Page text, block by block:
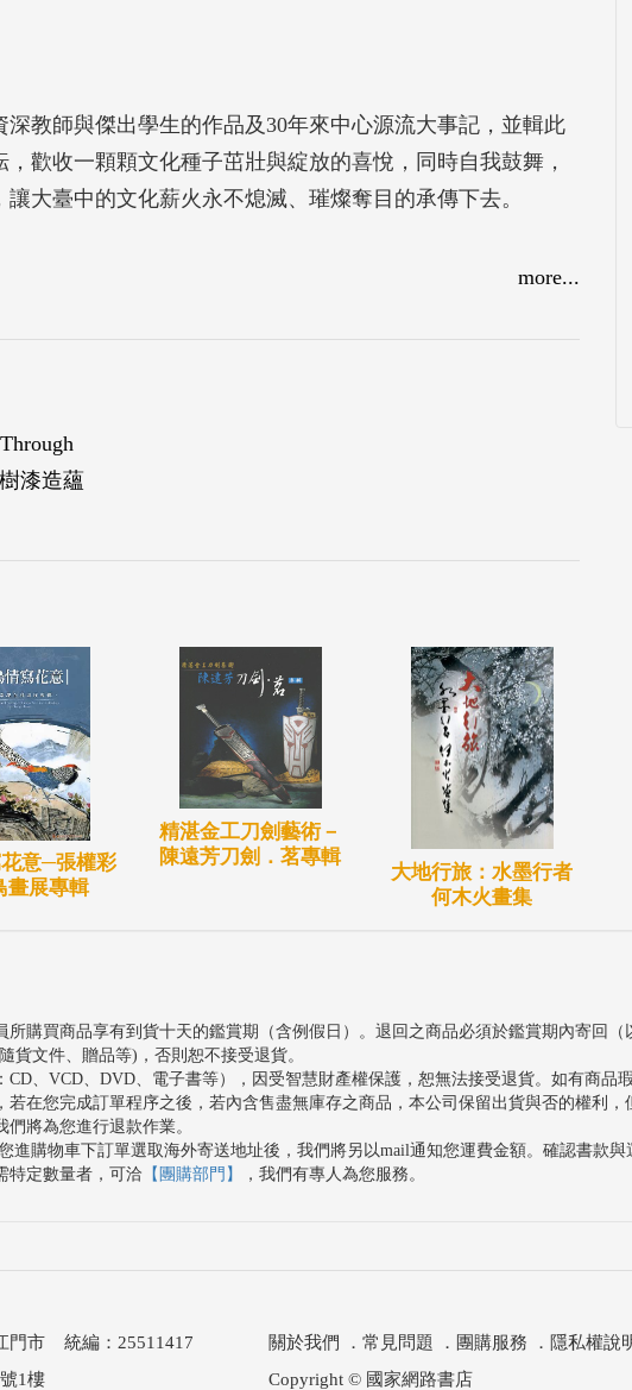
教師與傑出學生的作品及30年來中心源流大事記，並輯此
歡收一顆顆文化種子茁壯與綻放的喜悅，同時自我鼓舞，
大臺中的文化薪火永不熄滅、璀燦奪目的承傳下去。
more...
漆造蘊
意─張權彩
畫展專輯
精湛金工刀劍藝術－
陳遠芳刀劍．茗專輯
大地行旅：水墨行者
何木火畫集
所購買商品享有到貨十天的鑑賞期（含例假日）。退回之商品必須於鑑賞期內寄回
貨文件、贈品等)，否則恕不接受退貨。
CD、VCD、DVD、電子書等），因受智慧財產權保護，恕無法接受退貨。如有商品
若在您完成訂單程序之後，若內含售盡無庫存之商品，本公司保留出貨與否的權利
將為您進行退款作業。
進購物車下訂單選取海外寄送地址後，我們將另以mail通知您運費金額。確認書款
特定數量者，可洽 【團購部門】 ，我們有專人為您服務。
門市 統編：25511417
1樓
關於我們 ． 常見問題 ． 團購服務 ． 隱私權說
Copyright © 國家網路書店